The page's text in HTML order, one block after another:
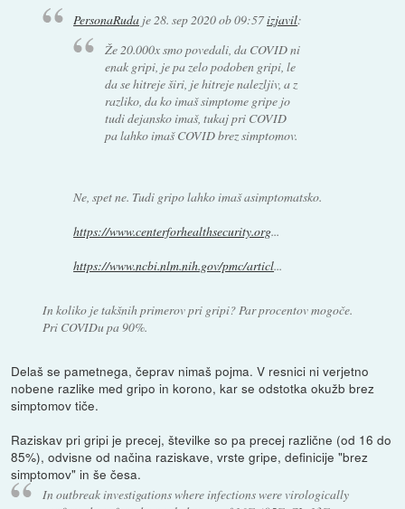
PersonaRuda je28. sep 2020 ob 09:57izjavil:
Že 20.000x smo povedali, da COVID ni
enak gripi, je pa zelo podoben gripi, le
da se hitreje širi, je hitreje nalezljiv, a z
razliko, da ko imaš simptome gripe jo
tudi dejansko imaš, tukaj pri COVID
pa lahko imaš COVID brez simptomov.
Ne, spet ne. Tudi gripo lahko imaš asimptomatsko.
https://www.centerforhealthsecurity.org...
https://www.ncbi.nlm.nih.gov/pmc/articl...
In koliko je takšnih primerov pri gripi? Par procentov mogoče.
Pri COVIDu pa 90%.
Delaš se pametnega, čeprav nimaš pojma. V resnici ni verjetno
nobene razlike med gripo in korono, kar se odstotka okužb brez
simptomov tiče.
Raziskav pri gripi je precej, številke so pa precej različne (od 16 do
85%), odvisne od načina raziskave, vrste gripe, definicije "brez
simptomov" in še česa.
In outbreak investigations where infections were virologically